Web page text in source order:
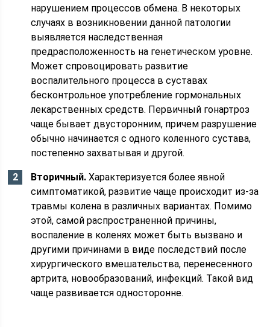
нарушением процессов обмена. В некоторых
случаях в возникновении данной патологии
выявляется наследственная
предрасположенность на генетическом уровне.
Может спровоцировать развитие
воспалительного процесса в суставах
бесконтрольное употребление гормональных
лекарственных средств. Первичный гонартроз
чаще бывает двусторонним, причем разрушение
обычно начинается с одного коленного сустава,
постепенно захватывая и другой.
Вторичный.Характеризуется более явной
симптоматикой, развитие чаще происходит из-за
травмы колена в различных вариантах. Помимо
этой, самой распространенной причины,
воспаление в коленях может быть вызвано и
другими причинами в виде последствий после
хирургического вмешательства, перенесенного
артрита, новообразований, инфекций. Такой вид
чаще развивается односторонне.